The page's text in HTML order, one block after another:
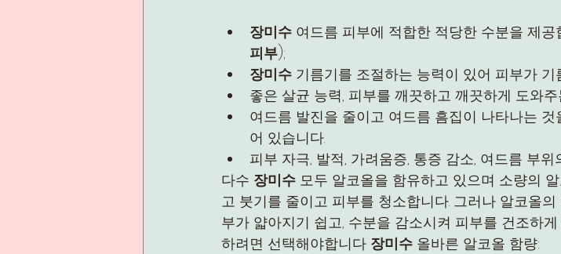
장미수 여드름 피부에 적합한 적당한 수분을 제
피부);
장미수 기름기를 조절하는 능력이 있어 피부가
좋은 살균 능력, 피부를 깨끗하고 깨끗하게 도와
여드름 발진을 줄이고 여드름 흠집이 나타나는
어 있습니다.
피부 자극, 발적, 가려움증, 통증 감소, 여드름 부
다수 장미수 모두 알코올을 함유하고 있으며 소량의
고 붓기를 줄이고 피부를 청소합니다. 그러나 알코올
부가 얇아지기 쉽고, 수분을 감소시켜 피부를 건조하
하려면 선택해야합니다 장미수 올바른 알코올 함량: